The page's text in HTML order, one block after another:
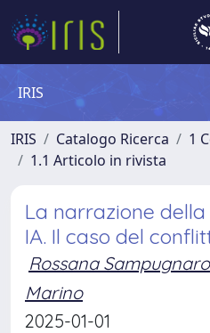
IRIS
IRIS Catalogo Ricerca
1
1.1 Articolo in rivista
La narrazione
IA. Il caso del
Rossana Sampugnaro
Marino
2025-01-01